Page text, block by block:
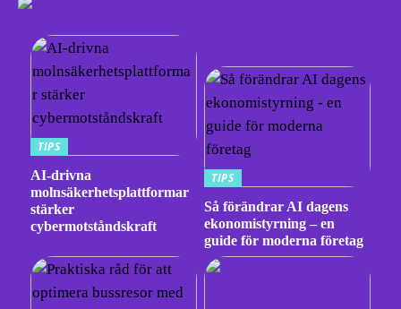
TIPS
AI-drivna
molnsäkerhetsplattformar
stärker
cybermotståndskraft
TIPS
Så förändrar AI dagens
ekonomistyrning – en
guide för moderna företag